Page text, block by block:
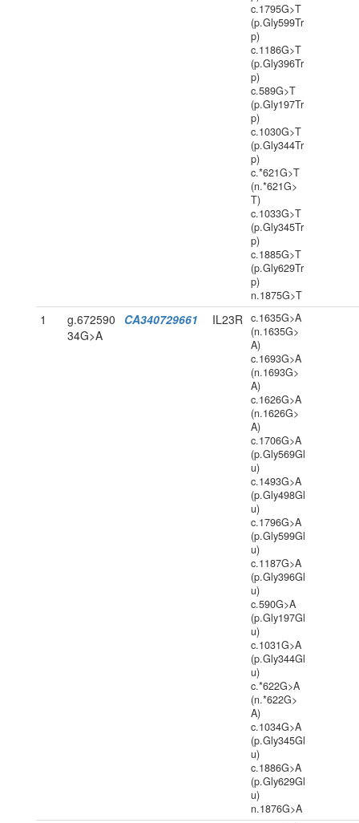
c.1795G>T
(p.Gly599Tr
p)
c.1186G>T
(p.Gly396Tr
p)
c.589G>T
(p.Gly197Tr
p)
c.1030G>T
(p.Gly344Tr
p)
c.*621G>T
(n.*621G>
T)
c.1033G>T
(p.Gly345Tr
p)
c.1885G>T
(p.Gly629Tr
p)
n.1875G>T
1
g.672590
34G>A
CA340729661 IL23R c.1635G>A
(n.1635G>
A)
c.1693G>A
(n.1693G>
A)
c.1626G>A
(n.1626G>
A)
c.1706G>A
(p.Gly569Gl
u)
c.1493G>A
(p.Gly498Gl
u)
c.1796G>A
(p.Gly599Gl
u)
c.1187G>A
(p.Gly396Gl
u)
c.590G>A
(p.Gly197Gl
u)
c.1031G>A
(p.Gly344Gl
u)
c.*622G>A
(n.*622G>
A)
c.1034G>A
(p.Gly345Gl
u)
c.1886G>A
(p.Gly629Gl
u)
n.1876G>A